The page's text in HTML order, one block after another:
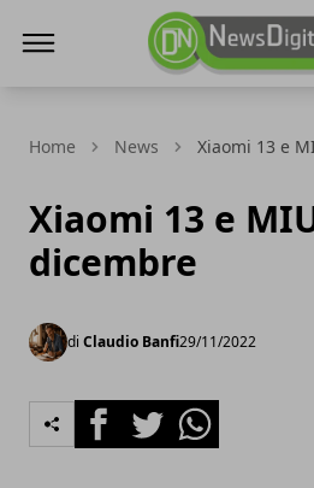
Home News Xiaomi 13 e
Xiaomi 13 e
dicembre
di Claudio Banfi29/11/2022
FacebookTwitterWhatsapp